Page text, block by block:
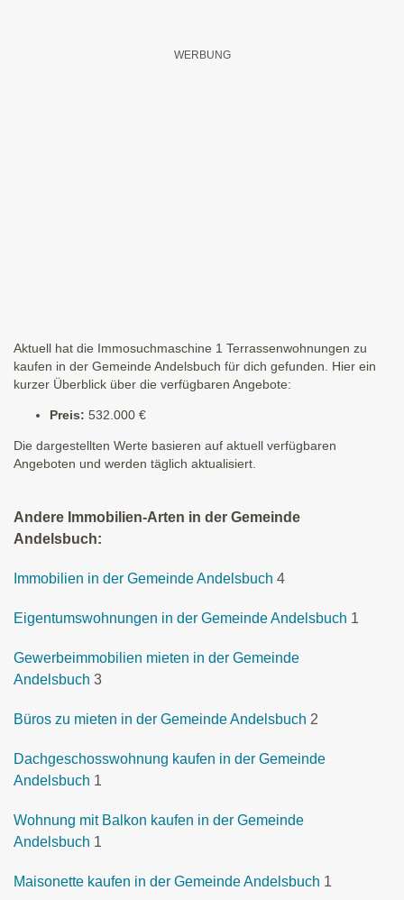
Aktuell hat die Immosuchmaschine 1 Terrassenwohnungen zu
kaufen in der Gemeinde Andelsbuch für dich gefunden. Hier ein
kurzer Überblick über die verfügbaren Angebote:
Preis: 532.000 €
Die dargestellten Werte basieren auf aktuell verfügbaren
Angeboten und werden täglich aktualisiert.
Andere Immobilien-Arten in der Gemeinde
Andelsbuch:
Immobilien in der Gemeinde Andelsbuch 4
Eigentumswohnungen in der Gemeinde Andelsbuch 1
Gewerbeimmobilien mieten in der Gemeinde
Andelsbuch 3
Büros zu mieten in der Gemeinde Andelsbuch 2
Dachgeschosswohnung kaufen in der Gemeinde
Andelsbuch 1
Wohnung mit Balkon kaufen in der Gemeinde
Andelsbuch 1
Maisonette kaufen in der Gemeinde Andelsbuch 1